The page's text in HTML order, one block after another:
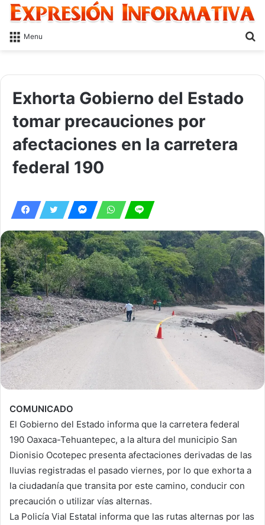
Menu
Exhorta Gobierno del Estado
tomar precauciones por
afectaciones en la carretera
federal 190
COMUNICADO
El Gobierno del Estado informa que la carretera federal
190 Oaxaca-Tehuantepec, a la altura del municipio San
Dionisio Ocotepec presenta afectaciones derivadas de las
lluvias registradas el pasado viernes, por lo que exhorta a
la ciudadanía que transita por este camino, conducir con
precaución o utilizar vías alternas.
La Policía Vial Estatal informa que las rutas alternas por las